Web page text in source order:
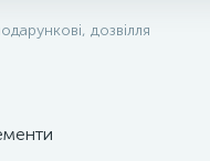
дозвілля